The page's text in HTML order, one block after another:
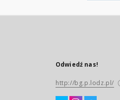
Odwiedź nas!
http://bg.p.lodz.pl/